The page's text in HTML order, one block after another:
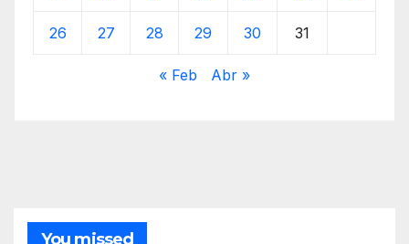
26 27 28 29 30 31
« Feb Abr »
You missed